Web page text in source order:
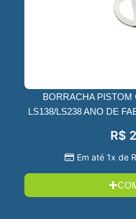
BORRACHA PISTOM
LS138/LS238 ANO DE
R$
Em até 1x de